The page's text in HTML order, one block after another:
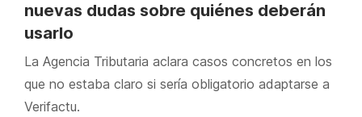
nuevas dudas sobre quiénes deberán
usarlo
La Agencia Tributaria aclara casos concretos en los
que no estaba claro si sería obligatorio adaptarse a
Verifactu.